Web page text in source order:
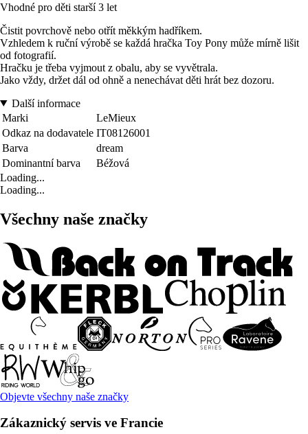
Vhodné pro děti starší 3 let
Čistit povrchově nebo otřít měkkým hadříkem.
Vzhledem k ruční výrobě se každá hračka Toy Pony může mírně lišit
od fotografií.
Hračku je třeba vyjmout z obalu, aby se vyvětrala.
Jako vždy, držet dál od ohně a nenechávat děti hrát bez dozoru.
Další informace
Marki
LeMieux
Odkaz na dodavatele IT08126001
Barva
dream
Dominantní barva
Béžová
Loading...
Loading...
Všechny naše značky
Objevte všechny naše značky
Zákaznický servis ve Francie